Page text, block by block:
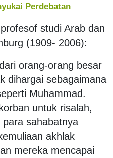
Perdebatan
studi Arab dan
(1909- 2006):
orang-orang besar
dihargai sebagaimana
Muhammad.
untuk risalah,
sahabatnya
akhlak
mereka mencapai